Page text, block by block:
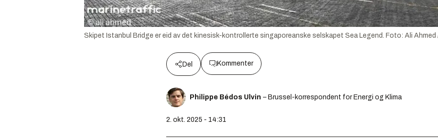
Skipet Istanbul Bridge er eid av det kinesisk-kontrollerte singaporeanske selskapet Sea Legend. Foto: Ali Ahmed
Del Kommenter
Philippe Bédos Ulvin – Brussel-korrespondent for Energi og Klima
2. okt. 2025 - 14:31